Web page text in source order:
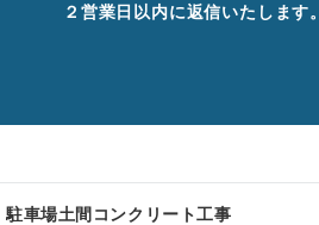
２営業日以内に返信いたします。
駐車場土間コンクリート工事